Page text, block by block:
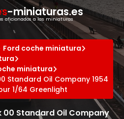
-miniaturas.es
aficionados a las miniaturas
Ford coche miniatura
miniatura
Standard Oil Company 1954
1/64 Greenlight
00 Standard Oil Company